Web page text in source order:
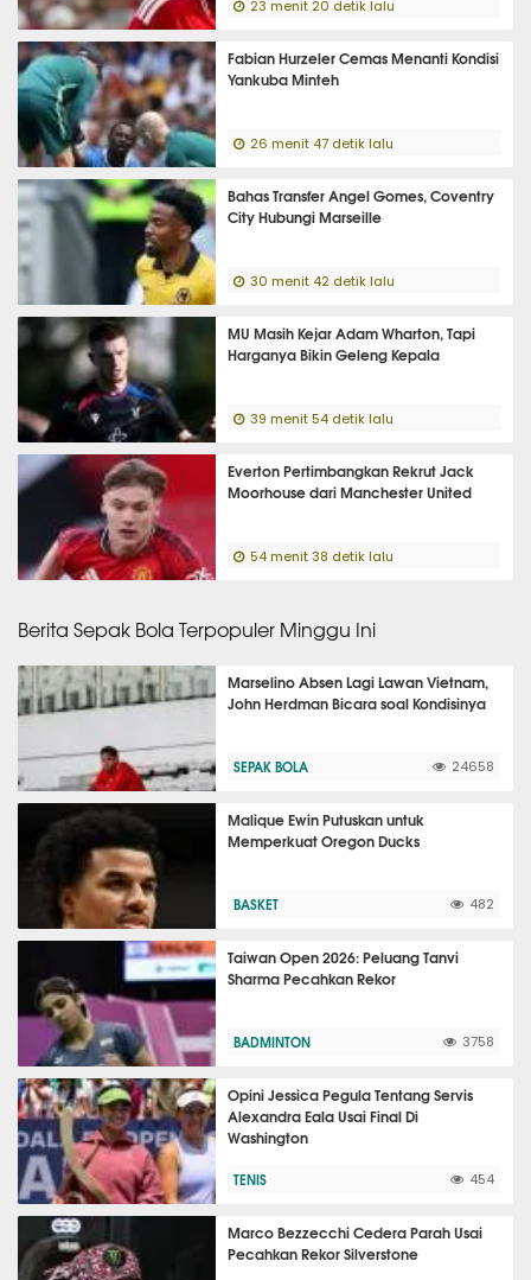
23 menit 20 detik lalu
Fabian Hurzeler Cemas Menanti Kondisi
Yankuba Minteh
26 menit 47 detik lalu
Bahas Transfer Angel Gomes, Coventry
City Hubungi Marseille
30 menit 42 detik lalu
MU Masih Kejar Adam Wharton, Tapi
Harganya Bikin Geleng Kepala
39 menit 54 detik lalu
Everton Pertimbangkan Rekrut Jack
Moorhouse dari Manchester United
54 menit 38 detik lalu
Berita Sepak Bola Terpopuler Minggu Ini
Marselino Absen Lagi Lawan Vietnam,
John Herdman Bicara soal Kondisinya
SEPAK BOLA 24658
Malique Ewin Putuskan untuk
Memperkuat Oregon Ducks
BASKET 482
Taiwan Open 2026: Peluang Tanvi
Sharma Pecahkan Rekor
BADMINTON 3758
Opini Jessica Pegula Tentang Servis
Alexandra Eala Usai Final Di
Washington
TENIS 454
Marco Bezzecchi Cedera Parah Usai
Pecahkan Rekor Silverstone